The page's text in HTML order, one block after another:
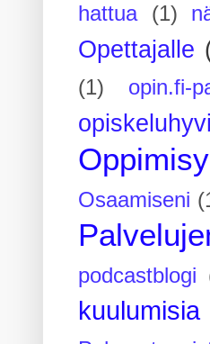
hattua (1)
Opettajalle
(1)
opin.fi-
Osaamiseni
podcastblogi
kuulumisia